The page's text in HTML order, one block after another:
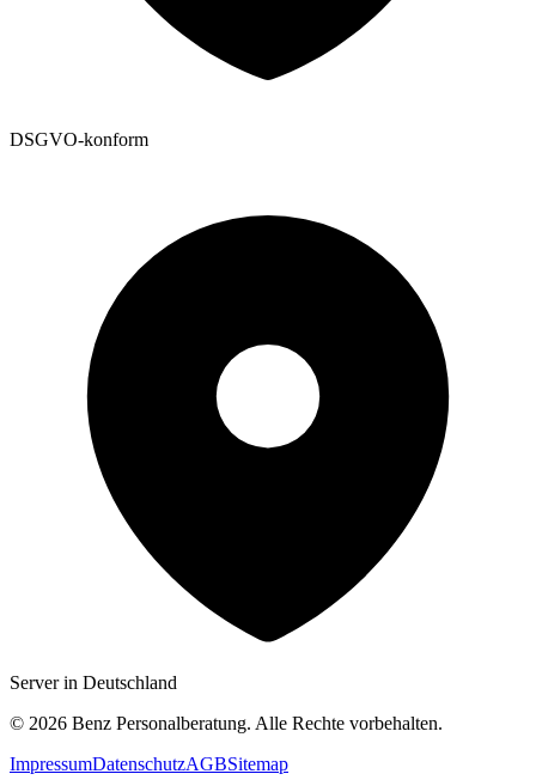
DSGVO-konform
Server in Deutschland
© 2026 Benz Personalberatung. Alle Rechte vorbehalten.
ImpressumDatenschutzAGBSitemap